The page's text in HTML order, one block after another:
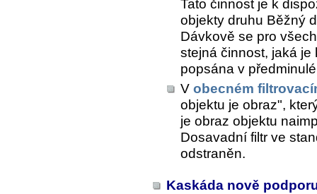
Tato činnost je k
objekty druhu Běžný
Dávkově se pro
stejná činnost, jaká
popsána v
V obecném
objektu je obraz",
je obraz objektu
Dosavadní filtr ve
odstraněn.
Kaskáda nově